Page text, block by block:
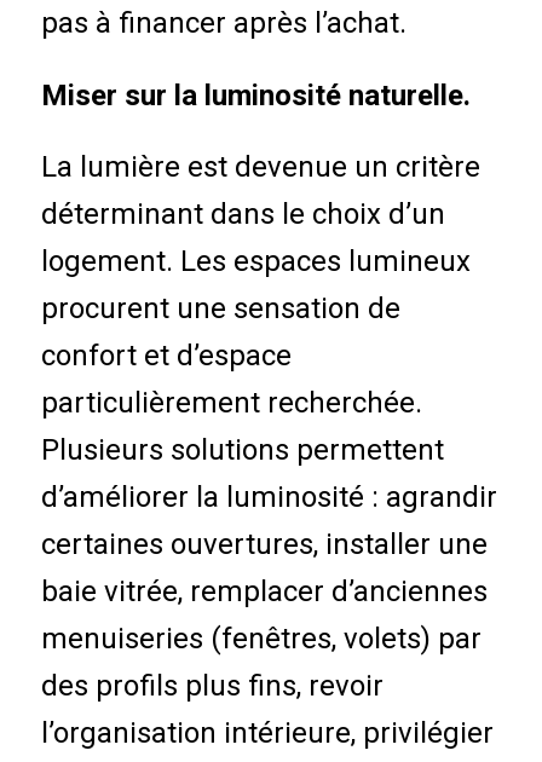
pas à financer après l’achat.
Miser sur la luminosité naturelle.
La lumière est devenue un critère
déterminant dans le choix d’un
logement. Les espaces lumineux
procurent une sensation de
confort et d’espace
particulièrement recherchée.
Plusieurs solutions permettent
d’améliorer la luminosité : agrandir
certaines ouvertures, installer une
baie vitrée, remplacer d’anciennes
menuiseries (fenêtres, volets) par
des profils plus fins, revoir
l’organisation intérieure, privilégier